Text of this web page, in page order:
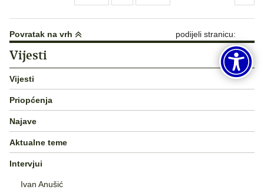
Povratak na vrh podijeli stranicu:
Vijesti
Vijesti
Priopćenja
Najave
Aktualne teme
Intervjui
Ivan Anušić